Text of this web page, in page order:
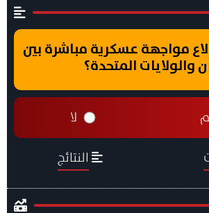
مواجهة عسكرية مباشرة بين
والولايات المتحدة؟
لا
النتائج